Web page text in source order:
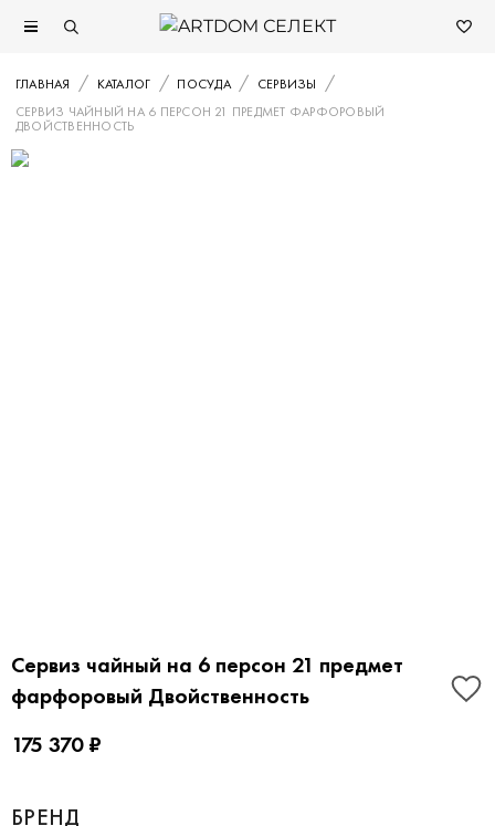
ГЛАВНАЯ КАТАЛОГ ПОСУДА
СЕРВИЗЫ
СЕРВИЗ ЧАЙНЫЙ НА 6 ПЕРСОН 21 ПРЕДМЕТ ФАРФОРОВЫЙ
ДВОЙСТВЕННОСТЬ
Сервиз чайный на 6 персон 21 предмет
фарфоровый Двойственность
175 370 ₽
БРЕНД